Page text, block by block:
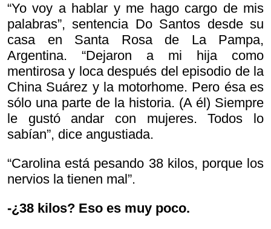
“Yo voy a hablar y me hago cargo de mis
palabras”, sentencia Do Santos desde su
casa en Santa Rosa de La Pampa,
Argentina. “Dejaron a mi hija como
mentirosa y loca después del episodio de la
China Suárez y la motorhome. Pero ésa es
sólo una parte de la historia. (A él) Siempre
le gustó andar con mujeres. Todos lo
sabían”, dice angustiada.
“Carolina está pesando 38 kilos, porque los
nervios la tienen mal”.
-¿38 kilos? Eso es muy poco.